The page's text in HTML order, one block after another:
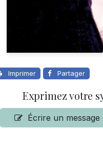
Imprimer Partager
Exprimez votre
Écrire un message